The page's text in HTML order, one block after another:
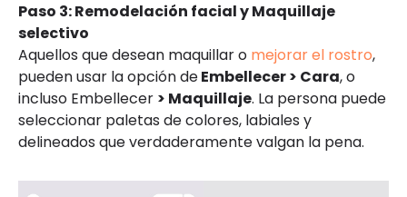
Paso 3: Remodelación facial y Maquillaje
selectivo
Aquellos que desean maquillar o mejorar el rostro,
pueden usar la opción deEmbellecer > Cara, o
incluso Embellecer > Maquillaje. La persona puede
seleccionar paletas de colores, labiales y
delineados que verdaderamente valgan la pena.